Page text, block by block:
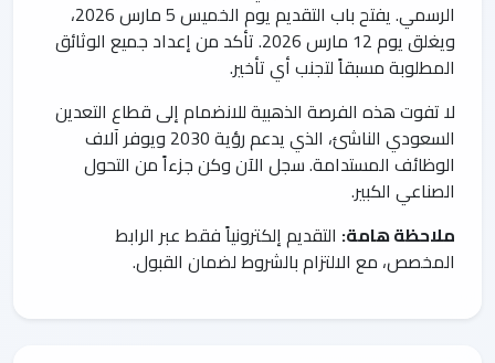
الرسمي. يفتح باب التقديم يوم الخميس 5 مارس 2026،
ويغلق يوم 12 مارس 2026. تأكد من إعداد جميع الوثائق
المطلوبة مسبقاً لتجنب أي تأخير.
لا تفوت هذه الفرصة الذهبية للانضمام إلى قطاع التعدين
السعودي الناشئ، الذي يدعم رؤية 2030 ويوفر آلاف
الوظائف المستدامة. سجل الآن وكن جزءاً من التحول
الصناعي الكبير.
ملاحظة هامة: التقديم إلكترونياً فقط عبر الرابط
المخصص، مع الالتزام بالشروط لضمان القبول.